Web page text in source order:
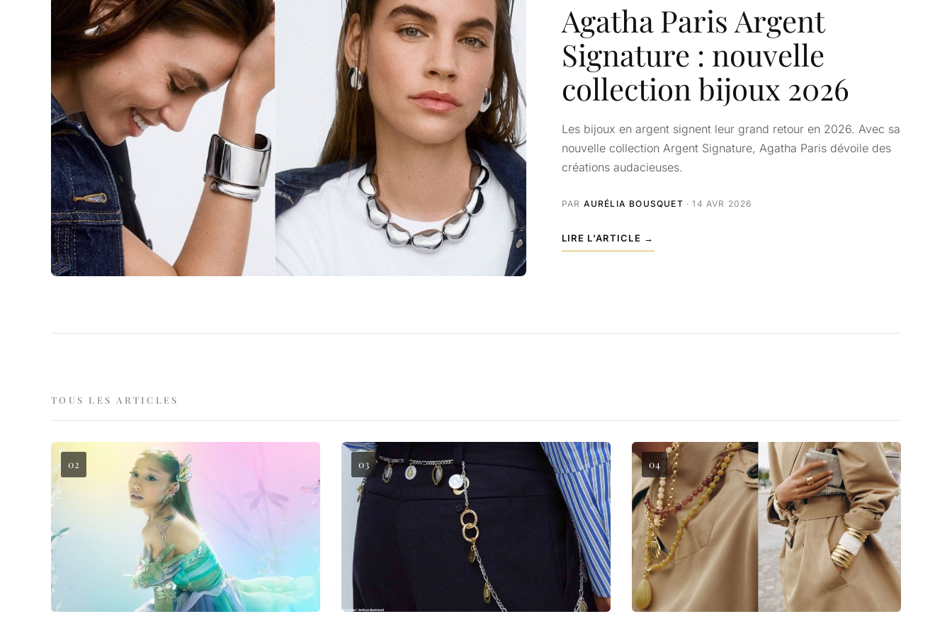
Agatha Paris Argent
Signature : nouvelle
collection bijoux 2026
Les bijoux en argent signent leur grand retour en 2026. Avec sa
nouvelle collection Argent Signature, Agatha Paris dévoile des
créations audacieuses.
PAR AURÉLIA BOUSQUET · 14 AVR 2026
LIRE L'ARTICLE →
TOUS LES ARTICLES
02 03 04